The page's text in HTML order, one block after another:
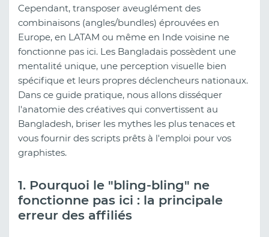
Cependant, transposer aveuglément des
combinaisons (angles/bundles) éprouvées en
Europe, en LATAM ou même en Inde voisine ne
fonctionne pas ici. Les Bangladais possèdent une
mentalité unique, une perception visuelle bien
spécifique et leurs propres déclencheurs nationaux.
Dans ce guide pratique, nous allons disséquer
l'anatomie des créatives qui convertissent au
Bangladesh, briser les mythes les plus tenaces et
vous fournir des scripts prêts à l'emploi pour vos
graphistes.
1. Pourquoi le "bling-bling" ne
fonctionne pas ici : la principale
erreur des affiliés